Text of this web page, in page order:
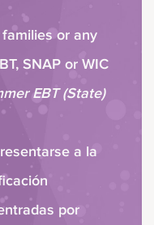
or any
SNAP or WIC
EBT (State)
a la
por